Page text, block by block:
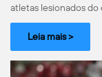
atletas lesionados do
Leia mais >